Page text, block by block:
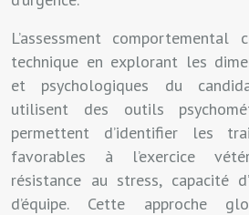
L’assessment comportemental
technique en explorant les
et psychologiques du
utilisent des outils
permettent d’identifier les
favorables à l’exercice
résistance au stress, capacité
d’équipe. Cette approche